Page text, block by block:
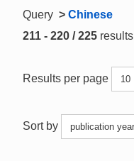
Query > Chinese
211 - 220 / 225 results
Results per page
Sort by